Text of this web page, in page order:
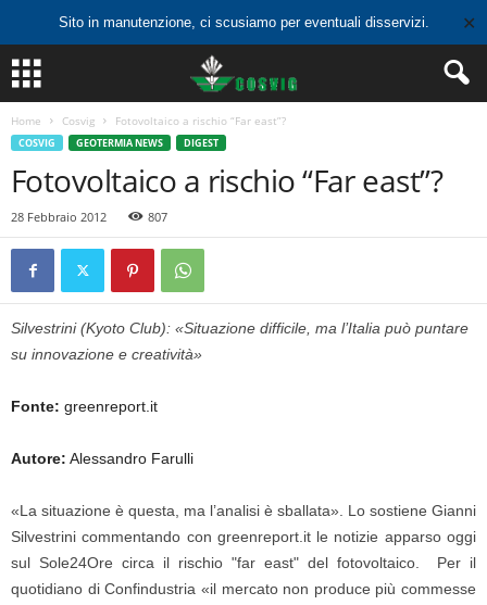
Sito in manutenzione, ci scusiamo per eventuali disservizi. ✕
Home Cosvig Fotovoltaico a rischio “Far east”?
COSVIG GEOTERMIA NEWS DIGEST
Fotovoltaico a rischio “Far east”?
28 Febbraio 2012 807
Silvestrini (Kyoto Club): «Situazione difficile, ma l’Italia può puntare
su innovazione e creatività»
Fonte: greenreport.it
Autore: Alessandro Farulli
«La situazione è questa, ma l’analisi è sballata». Lo sostiene Gianni
Silvestrini commentando con greenreport.it le notizie apparso oggi
sul Sole24Ore circa il rischio "far east" del fotovoltaico. Per il
quotidiano di Confindustria «il mercato non produce più commesse